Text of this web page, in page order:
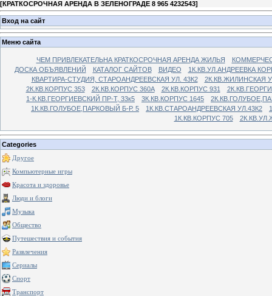
[КРАТКОСРОЧНАЯ АРЕНДА В ЗЕЛЕНОГРАДЕ 8 965 4232543]
Вход на сайт
Меню сайта
ЧЕМ ПРИВЛЕКАТЕЛЬНА КРАТКОСРОЧНАЯ АРЕНДА ЖИЛЬЯ
ДОСКА ОБЪЯВЛЕНИЙ
КАТАЛОГ САЙТОВ ВИДЕО
1К.КВ.УЛ.АНДРЕЕВКА
КВАРТИРА-СТУДИЯ, СТАРОАНДРЕЕВСКАЯ УЛ. 43К2
2К.КВ.ЖИЛИНСКАЯ
2К.КВ.КОРПУС 353
2К.КВ.КОРПУС 360А 2К.КВ.КОРПУС 931
1-К.КВ.ГЕОРГИЕВСКИЙ ПР-Т, 33к5
3К.КВ.КОРПУС 1645
1К.КВ.ГОЛУБОЕ,ПАРКОВЫЙ Б-Р. 5
1К.КВ.СТАРОАНДРЕЕВСКАЯ УЛ.43К2
1К.КВ.КОРПУС 705
Categories
Другое
Компьютерные игры
Красота и здоровье
Люди и блоги
Музыка
Общество
Путешествия и события
Развлечения
Сериалы
Спорт
Транспорт